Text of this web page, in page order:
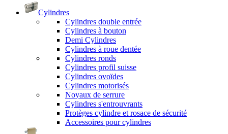
Cylindres
Cylindres double entrée
Cylindres à bouton
Demi Cylindres
Cylindres à roue dentée
Cylindres ronds
Cylindres profil suisse
Cylindres ovoïdes
Cylindres motorisés
Noyaux de serrure
Cylindres s'entrouvrants
Protèges cylindre et rosace de sécurité
Accessoires pour cylindres